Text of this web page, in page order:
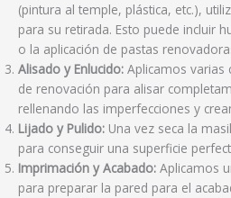
(pintura al temple, plástica, etc.),
para su retirada. Esto puede incluir
o la aplicación de pastas
Alisado y Enlucido: Aplicamos varias
de renovación para alisar
rellenando las imperfecciones y
Lijado y Pulido: Una vez seca la
para conseguir una superficie
Imprimación y Acabado: Aplicamos
para preparar la pared para el